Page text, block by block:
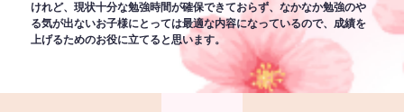
けれど、現状十分な勉強時間が確保できておらず、なかなか勉強のや
る気が出ないお子様にとっては最適な内容になっているので、成績を
上げるためのお役に立てると思います。